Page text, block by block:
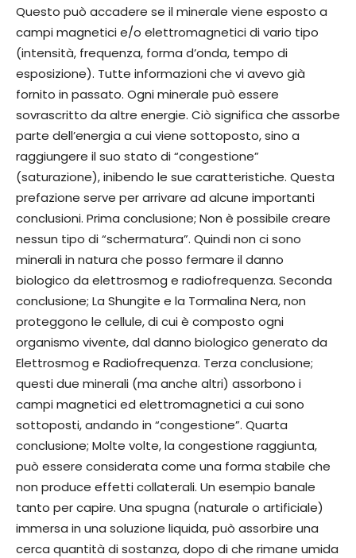
Questo può accadere se il minerale viene esposto a
campi magnetici e/o elettromagnetici di vario tipo
(intensità, frequenza, forma d’onda, tempo di
esposizione). Tutte informazioni che vi avevo già
fornito in passato. Ogni minerale può essere
sovrascritto da altre energie. Ciò significa che assorbe
parte dell’energia a cui viene sottoposto, sino a
raggiungere il suo stato di “congestione”
(saturazione), inibendo le sue caratteristiche. Questa
prefazione serve per arrivare ad alcune importanti
conclusioni. Prima conclusione; Non è possibile creare
nessun tipo di “schermatura”. Quindi non ci sono
minerali in natura che posso fermare il danno
biologico da elettrosmog e radiofrequenza. Seconda
conclusione; La Shungite e la Tormalina Nera, non
proteggono le cellule, di cui è composto ogni
organismo vivente, dal danno biologico generato da
Elettrosmog e Radiofrequenza. Terza conclusione;
questi due minerali (ma anche altri) assorbono i
campi magnetici ed elettromagnetici a cui sono
sottoposti, andando in “congestione”. Quarta
conclusione; Molte volte, la congestione raggiunta,
può essere considerata come una forma stabile che
non produce effetti collaterali. Un esempio banale
tanto per capire. Una spugna (naturale o artificiale)
immersa in una soluzione liquida, può assorbire una
cerca quantità di sostanza, dopo di che rimane umida